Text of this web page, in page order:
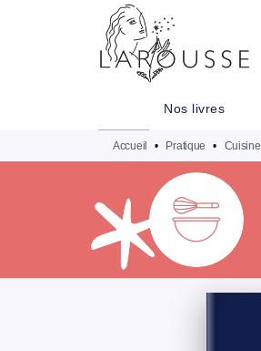
MENU
Nos livres
Accueil • Pratique • Cuisine